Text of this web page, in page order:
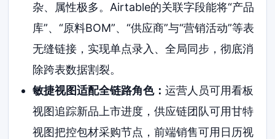
杂、属性极多。Airtable的关联字段能将“产品
库”、“原料BOM”、“供应商”与“营销活动”等表
无缝链接，实现单点录入、全局同步，彻底消
除跨表数据割裂。
敏捷视图适配全链路角色： 运营人员可用看板
视图追踪新品上市进度，供应链团队可用甘特
视图把控包材采购节点，前端销售可用日历视